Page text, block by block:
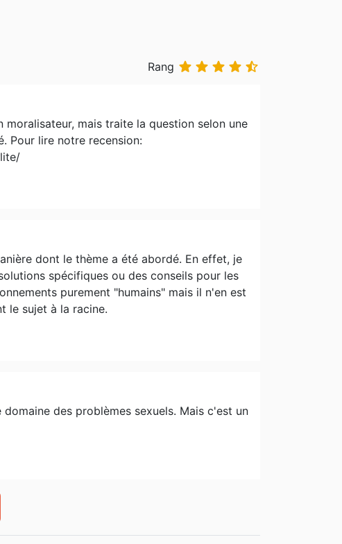
Rang     
mais traite la question selon une
Pour lire notre recension:
dont le thème a été abordé. En effet, je
spécifiques ou des conseils pour les
purement "humains" mais il n'en est
le sujet à la racine.
des problèmes sexuels. Mais c'est un